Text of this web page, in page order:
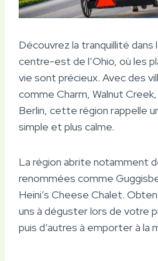
Découvrez la tranquillité dans
centre-est de l’Ohio, où les
vie sont précieux. Avec des
comme Charm, Walnut
Berlin, cette région rappelle
simple et plus calme.
La région abrite notamment
renommées comme
Heini’s Cheese Chalet.
uns à déguster lors de votre
puis d’autres à emporter à la